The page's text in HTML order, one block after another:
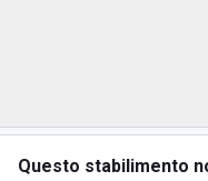
Questo stabilimento